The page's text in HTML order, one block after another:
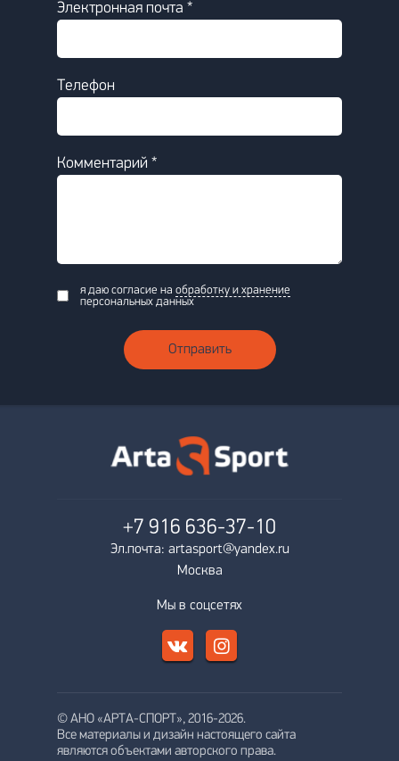
Электронная почта *
Телефон
Комментарий *
я даю согласие на обработку и хранение
персональных данных
Отправить
+7 916 636-37-10
Эл.почта: artasport@yandex.ru
Москва
Мы в соцсетях
© АНО «АРТА-СПОРТ», 2016-2026.
Все материалы и дизайн настоящего сайта
являются объектами авторского права.